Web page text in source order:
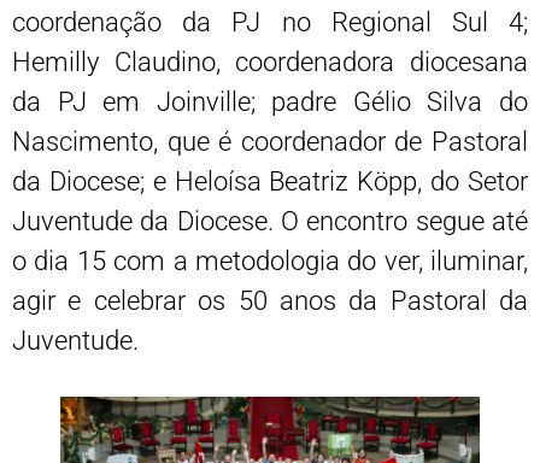
coordenação da PJ no Regional Sul 4;
Hemilly Claudino, coordenadora diocesana
da PJ em Joinville; padre Gélio Silva do
Nascimento, que é coordenador de Pastoral
da Diocese; e Heloísa Beatriz Köpp, do Setor
Juventude da Diocese. O encontro segue até
o dia 15 com a metodologia do ver, iluminar,
agir e celebrar os 50 anos da Pastoral da
Juventude.